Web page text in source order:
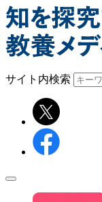
サイト内検索